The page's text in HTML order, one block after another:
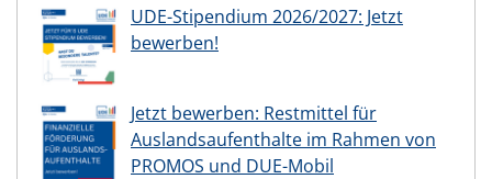
UDE-Stipendium 2026/2027: Jetzt
bewerben!
Jetzt bewerben: Restmittel für
Auslandsaufenthalte im Rahmen von
PROMOS und DUE-Mobil